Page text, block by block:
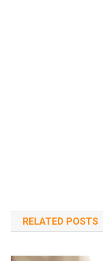
RELATED POSTS